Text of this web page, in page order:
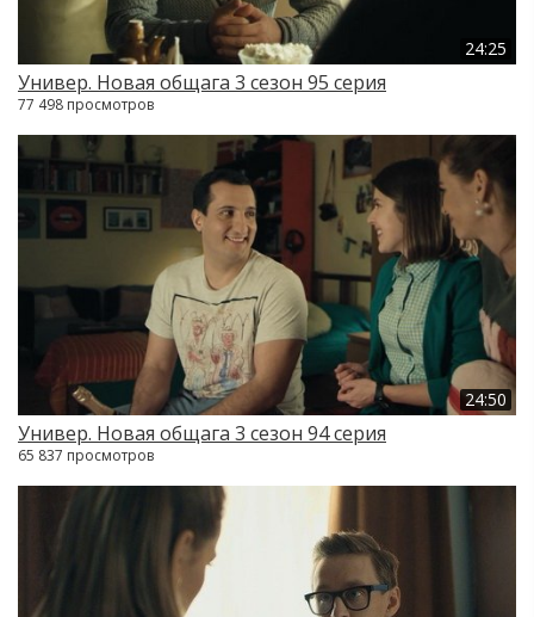
24:25
Универ. Новая общага 3 сезон 95 серия
77 498 просмотров
24:50
Универ. Новая общага 3 сезон 94 серия
65 837 просмотров